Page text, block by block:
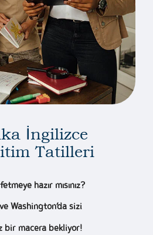
İngilizce
Tatilleri
hazır mısınız?
Washington’da sizi
bir macera bekliyor!